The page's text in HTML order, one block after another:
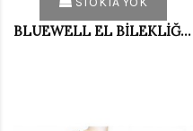
BLUEWELL EL BİLEKLİĞİ BASİT BD021